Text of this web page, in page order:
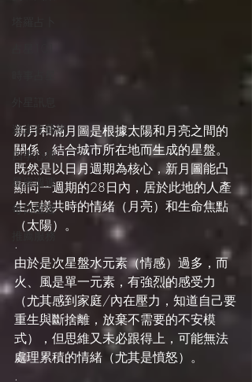
遊走在藝術
四季心境
星座週運
每日星運
推薦服務
新月和滿月圖是根據太陽和月亮之間的
關係，結合城市所在地而生成的星盤。
既然是以日月週期為核心，新月圖能凸
顯同一週期的28日內，居於此地的人產
生怎樣共時的情緒（月亮）和生命焦點
（太陽）。
.
由於是次星盤水元素（情感）過多，而
火、風是單一元素，有強烈的感受力
（尤其感到家庭/內在壓力，知道自己要
重生與斷捨離，放棄不需要的不安模
式），但思維又未必跟得上，可能無法
處理累積的情緒（尤其是憤怒）。
.